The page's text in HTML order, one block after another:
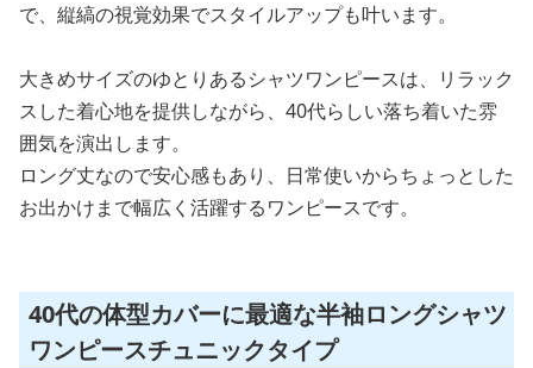
で、縦縞の視覚効果でスタイルアップも叶います。
大きめサイズのゆとりあるシャツワンピースは、リラック
スした着心地を提供しながら、40代らしい落ち着いた雰
囲気を演出します。
ロング丈なので安心感もあり、日常使いからちょっとした
お出かけまで幅広く活躍するワンピースです。
40代の体型カバーに最適な半袖ロングシャツ
ワンピースチュニックタイプ